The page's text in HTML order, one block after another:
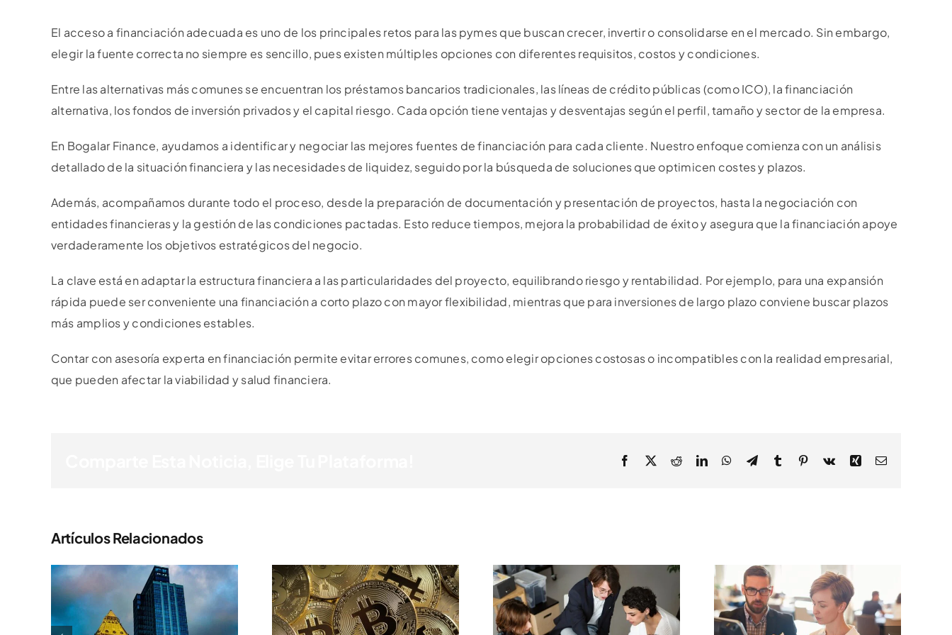
El acceso a financiación adecuada es uno de los principales retos para las pymes que buscan crecer, invertir o consolidarse en el mercado. Sin embargo,
elegir la fuente correcta no siempre es sencillo, pues existen múltiples opciones con diferentes requisitos, costos y condiciones.
Entre las alternativas más comunes se encuentran los préstamos bancarios tradicionales, las líneas de crédito públicas (como ICO), la financiación
alternativa, los fondos de inversión privados y el capital riesgo. Cada opción tiene ventajas y desventajas según el perfil, tamaño y sector de la empresa.
En Bogalar Finance, ayudamos a identificar y negociar las mejores fuentes de financiación para cada cliente. Nuestro enfoque comienza con un análisis
detallado de la situación financiera y las necesidades de liquidez, seguido por la búsqueda de soluciones que optimicen costes y plazos.
Además, acompañamos durante todo el proceso, desde la preparación de documentación y presentación de proyectos, hasta la negociación con
entidades financieras y la gestión de las condiciones pactadas. Esto reduce tiempos, mejora la probabilidad de éxito y asegura que la financiación apoye
verdaderamente los objetivos estratégicos del negocio.
La clave está en adaptar la estructura financiera a las particularidades del proyecto, equilibrando riesgo y rentabilidad. Por ejemplo, para una expansión
rápida puede ser conveniente una financiación a corto plazo con mayor flexibilidad, mientras que para inversiones de largo plazo conviene buscar plazos
más amplios y condiciones estables.
Contar con asesoría experta en financiación permite evitar errores comunes, como elegir opciones costosas o incompatibles con la realidad empresarial,
que pueden afectar la viabilidad y salud financiera.
Facebook
X RedditLinkedInWhatsApp
TelegramTumblr Pinterest
Vk Xing Correo
Artículos Relacionados
Cómo Maximizar El
Valor En
Cómo Un Sistema
De Control De
Gestión Puede
Financiación
Estratégica Para